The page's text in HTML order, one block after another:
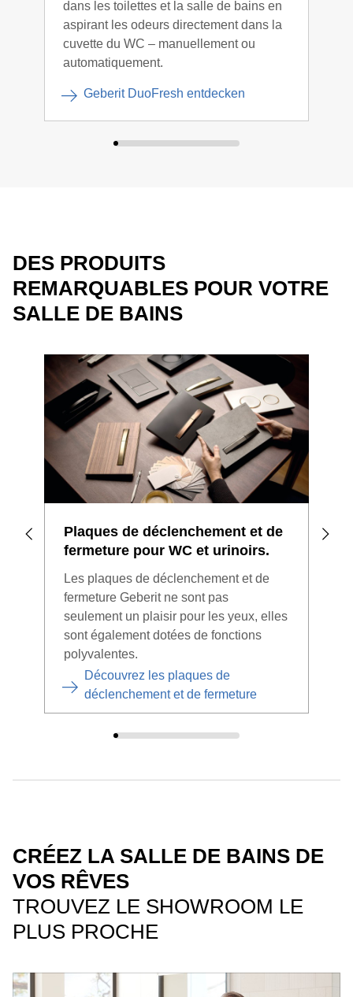
dans les toilettes et la salle de bains en
aspirant les odeurs directement dans la
cuvette du WC – manuellement ou
automatiquement.
Geberit DuoFresh entdecken
DES PRODUITS
REMARQUABLES POUR VOTRE
SALLE DE BAINS
Plaques de déclenchement et de
fermeture pour WC et urinoirs.
Les plaques de déclenchement et de
fermeture Geberit ne sont pas
seulement un plaisir pour les yeux, elles
sont également dotées de fonctions
polyvalentes.
Découvrez les plaques de
déclenchement et de fermeture
CRÉEZ LA SALLE DE BAINS DE
VOS RÊVES
TROUVEZ LE SHOWROOM LE
PLUS PROCHE